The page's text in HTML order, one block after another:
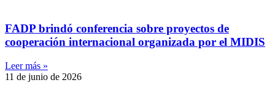
FADP brindó conferencia sobre proyectos de
cooperación internacional organizada por el MIDIS
Leer más »
11 de junio de 2026